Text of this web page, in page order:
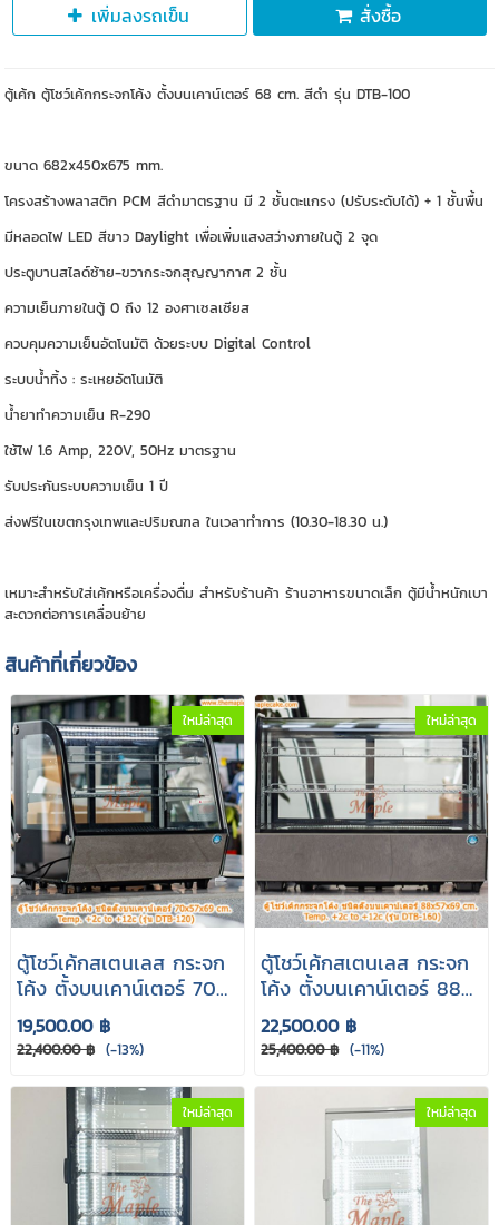
เพิ่มลงรถเข็น สั่งซื้อ
ตู้เค้ก ตู้โชว์เค้กกระจกโค้ง ตั้งบนเคาน์เตอร์ 68 cm. สีดำ รุ่น DTB-100
ขนาด 682x450x675 mm.
โครงสร้างพลาสติก PCM สีดำมาตรฐาน มี 2 ชั้นตะแกรง (ปรับระดับได้) + 1 ชั้นพื้น
มีหลอดไฟ LED สีขาว Daylight เพื่อเพิ่มแสงสว่างภายในตู้ 2 จุด
ประตูบานสไลด์ซ้าย-ขวากระจกสุญญากาศ 2 ชั้น
ความเย็นภายในตู้ 0 ถึง 12 องศาเซลเซียส
ควบคุมความเย็นอัตโนมัติ ด้วยระบบ Digital Control
ระบบน้ำทิ้ง : ระเหยอัตโนมัติ
น้ำยาทำความเย็น R-290
ใช้ไฟ 1.6 Amp, 220V, 50Hz มาตรฐาน
รับประกันระบบความเย็น 1 ปี
ส่งฟรีในเขตกรุงเทพและปริมณฑล ในเวลาทำการ (10.30-18.30 น.)
เหมาะสำหรับใส่เค้กหรือเครื่องดื่ม สำหรับร้านค้า ร้านอาหารขนาดเล็ก ตู้มีน้ำหนักเบา
สะดวกต่อการเคลื่อนย้าย
สินค้าที่เกี่ยวข้อง
ใหม่ล่าสุด
ตู้โชว์เค้กสเตนเลส กระจก
โค้ง ตั้งบนเคาน์เตอร์ 70
cm. รุ่น DTB-120
19,500.00 ฿
22,400.00 ฿ (-13%)
ใหม่ล่าสุด
ตู้โชว์เค้กสเตนเลส กระจก
โค้ง ตั้งบนเคาน์เตอร์ 88
cm. รุ่น DTB-160
22,500.00 ฿
25,400.00 ฿ (-11%)
ใหม่ล่าสุด ใหม่ล่าสุด